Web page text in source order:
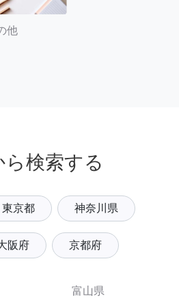
他
ら検索する
東京都 神奈川県
阪府 京都府
富山県